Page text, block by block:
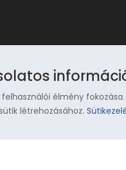
élmény fokozása
létrehozásához.